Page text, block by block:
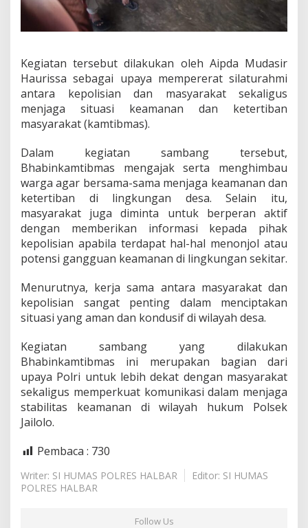
a
Kegiatan tersebut dilakukan oleh Aipda Mudasir
Haurissa sebagai upaya mempererat silaturahmi
antara kepolisian dan masyarakat sekaligus
menjaga situasi keamanan dan ketertiban
masyarakat (kamtibmas).
Dalam kegiatan sambang tersebut,
Bhabinkamtibmas mengajak serta menghimbau
warga agar bersama-sama menjaga keamanan dan
ketertiban di lingkungan desa. Selain itu,
masyarakat juga diminta untuk berperan aktif
dengan memberikan informasi kepada pihak
kepolisian apabila terdapat hal-hal menonjol atau
potensi gangguan keamanan di lingkungan sekitar.
Menurutnya, kerja sama antara masyarakat dan
kepolisian sangat penting dalam menciptakan
situasi yang aman dan kondusif di wilayah desa.
Kegiatan sambang yang dilakukan
Bhabinkamtibmas ini merupakan bagian dari
upaya Polri untuk lebih dekat dengan masyarakat
sekaligus memperkuat komunikasi dalam menjaga
stabilitas keamanan di wilayah hukum Polsek
Jailolo.
Pembaca : 730
Writer: SI HUMAS POLRES HALBAR
Editor: SI HUMAS
POLRES HALBAR
Follow Us